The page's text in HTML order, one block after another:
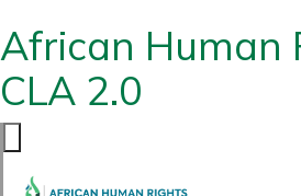
African Human
CLA 2.0